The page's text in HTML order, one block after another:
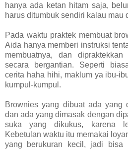
hanya ada ketan hitam saja,
harus ditumbuk sendiri kalau mau
Pada waktu praktek membuat
Aida hanya memberi instruksi
membuatnya, dan
secara bergantian. Seperti
cerita haha hihi, maklum ya ibu-
kumpul-kumpul.
Brownies yang dibuat ada yang
dan ada yang dimasak dengan
suka yang dikukus, karena
Kebetulan waktu itu memakai
yang berukuran kecil, jadi bisa